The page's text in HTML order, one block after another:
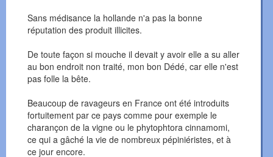
Sans médisance la hollande n'a pas la bonne
réputation des produit illicites.
De toute façon si mouche il devait y avoir elle a su aller
au bon endroit non traité, mon bon Dédé, car elle n'est
pas folle la bête.
Beaucoup de ravageurs en France ont été introduits
fortuitement par ce pays comme pour exemple le
charançon de la vigne ou le phytophtora cinnamomi,
ce qui a gâché la vie de nombreux pépiniéristes, et à
ce jour encore.